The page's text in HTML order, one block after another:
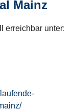
Mainz
erreichbar unter: